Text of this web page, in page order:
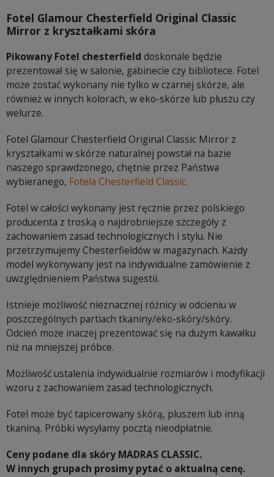
Fotel Glamour Chesterfield Original Classic
Mirror z kryształkami skóra
Pikowany Fotel chesterfield doskonale będzie
prezentował się w salonie, gabinecie czy bibliotece. Fotel
może zostać wykonany nie tylko w czarnej skórze, ale
również w innych kolorach, w eko-skórze lub pluszu czy
welurze.
Fotel Glamour Chesterfield Original Classic Mirror z
kryształkami w skórze naturalnej powstał na bazie
naszego sprawdzonego, chętnie przez Państwa
wybieranego, Fotela Chesterfield Classic.
Fotel w całości wykonany jest ręcznie przez polskiego
producenta z troską o najdrobniejsze szczegóły z
zachowaniem zasad technologicznych i stylu. Nie
przetrzymujemy Chesterfieldów w magazynach. Każdy
model wykonywany jest na indywidualne zamówienie z
uwzględnieniem Państwa sugestii.
Istnieje możliwość nieznacznej różnicy w odcieniu w
poszczególnych partiach tkaniny/eko-skóry/skóry.
Odcień może inaczej prezentować się na dużym kawałku
niż na mniejszej próbce.
Możliwość ustalenia indywidualnie rozmiarów i modyfikacji
wzoru z zachowaniem zasad technologicznych.
Fotel może być tapicerowany skórą, pluszem lub inną
tkaniną. Próbki wysyłamy pocztą nieodpłatnie.
Ceny podane dla skóry MADRAS CLASSIC.
W innych grupach prosimy pytać o aktualną cenę.